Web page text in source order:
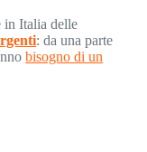
in Italia delle
: da una parte
bisogno di un